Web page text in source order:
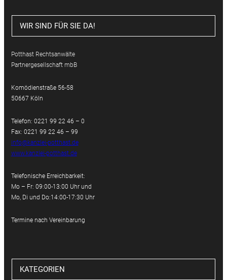
WIR SIND FÜR SIE DA!
Potthast Rechtsanwälte
Partnergesellschaft mbB
Komödienstraße 56-58
50667 Köln
Telefon: 0221 99 22 46 – 0
Fax: 0221 99 22 46 – 99
info@kanzlei-potthast.de
www.kanzlei-potthast.de
Telefonische Erreichbarkeit:
Mo – Fr: 09:00-13:00 Uhr und
Mo, Di und Do:14:00-17:30 Uhr
Termine nach Vereinbarung
KATEGORIEN